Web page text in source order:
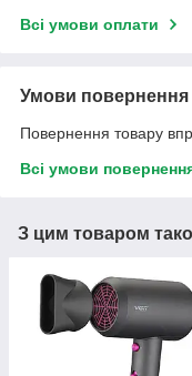
Всі умови оплати
Умови повернення
Повернення товару
Всі умови
З цим товаром